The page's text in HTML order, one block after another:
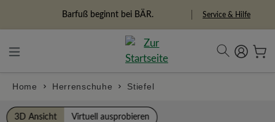
Freiheitspioniere Service & Hilfe
Home Herrenschuhe Stiefel
Bildergalerie überspringen
3D Ansicht Virtuell ausprobieren